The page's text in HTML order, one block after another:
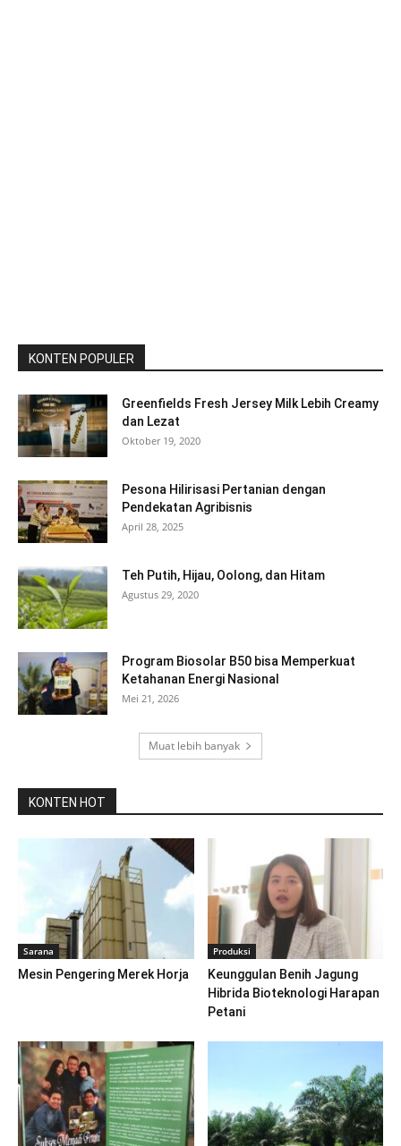
KONTEN POPULER
Greenfields Fresh Jersey Milk Lebih Creamy
dan Lezat
Oktober 19, 2020
Pesona Hilirisasi Pertanian dengan
Pendekatan Agribisnis
April 28, 2025
Teh Putih, Hijau, Oolong, dan Hitam
Agustus 29, 2020
Program Biosolar B50 bisa Memperkuat
Ketahanan Energi Nasional
Mei 21, 2026
Muat lebih banyak
KONTEN HOT
Sarana
Mesin Pengering Merek Horja
Produksi
Keunggulan Benih Jagung
Hibrida Bioteknologi Harapan
Petani